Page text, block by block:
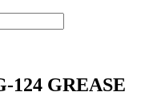
124 GREASE